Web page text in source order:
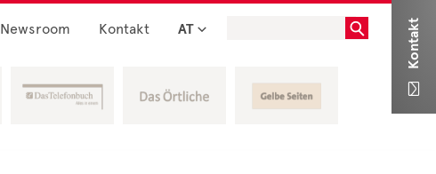
Newsroom Kontakt AT

Kontakt